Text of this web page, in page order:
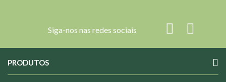
Siga-nos nas redes sociais
PRODUTOS